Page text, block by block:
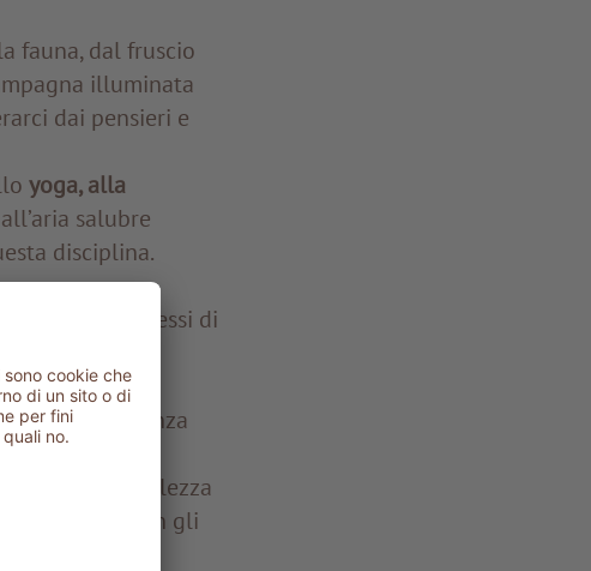
fauna, dal fruscio
illuminata
dai pensieri e
yoga, alla
salubre
disciplina.
nei pressi di
si deve
fontane,
un’esperienza
per
consapevolezza
legame con gli